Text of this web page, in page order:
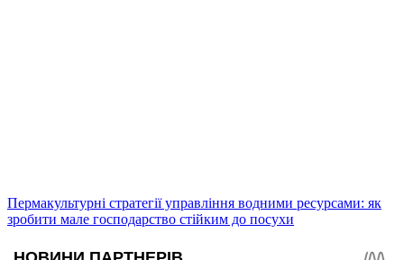
Пермакультурні стратегії управління водними ресурсами: як
зробити мале господарство стійким до посухи